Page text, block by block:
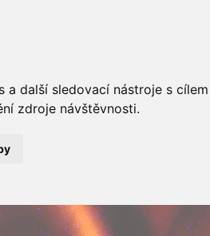
další sledovací nástroje s
zdroje návštěvnosti.